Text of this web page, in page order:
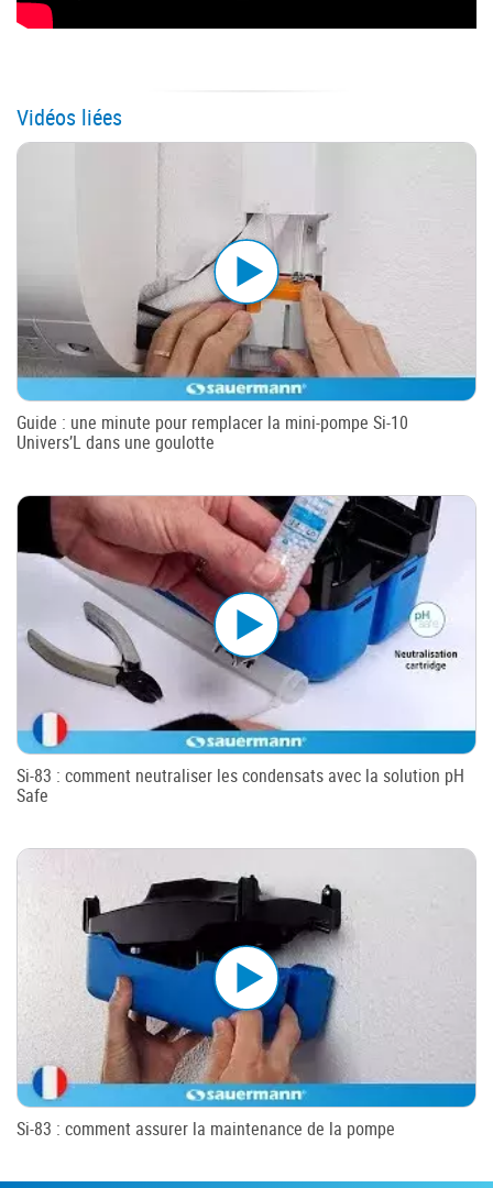
Vidéos liées
Guide : une minute pour remplacer la mini-pompe Si-10
Univers’L dans une goulotte
Si-83 : comment neutraliser les condensats avec la solution pH
Safe
Si-83 : comment assurer la maintenance de la pompe